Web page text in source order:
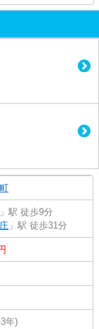
」駅 徒歩9分
」駅 徒歩31分
年)